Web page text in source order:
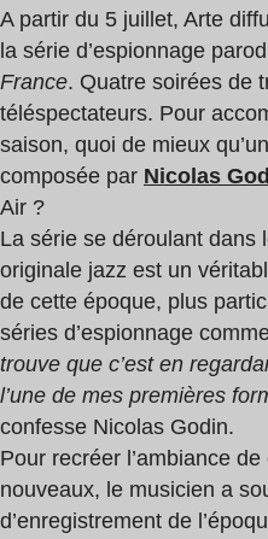
A partir du 5 juillet, Arte
la série d’espionnage
France. Quatre soirées de
téléspectateurs. Pour
saison, quoi de mieux
composée par Nicolas
Air ?
La série se déroulant dans
originale jazz est un
de cette époque, plus
séries d’espionnage
trouve que c’est en
l’une de mes premières
confesse Nicolas Godin.
Pour recréer l’ambiance
nouveaux, le musicien a
d’enregistrement de